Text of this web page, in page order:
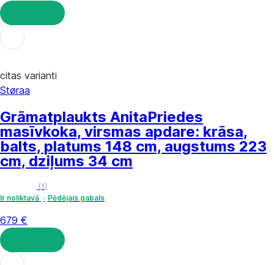
LIKT GROZĀ
citas varianti
Støraa
Grāmatplaukts AnitaPriedes
masīvkoka, virsmas apdare: krāsa,
balts, platums 148 cm, augstums 223
cm, dziļums 34 cm
(1 )
Ir noliktavā
Pēdējais gabals
679 €
LIKT GROZĀ